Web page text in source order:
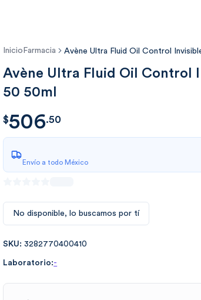
Inicio Farmacia Avène Ultra Fluid Oil Control
Avène Ultra Fluid Oil Control
50 50ml
$506.50
$506.50
Envío a todo México
No disponible, lo buscamos por tí
SKU: 3282770400410
Laboratorio:-